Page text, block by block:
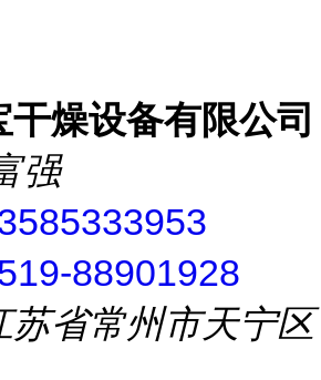
燥设备有限公司
强
88901928
苏省常州市天宁区